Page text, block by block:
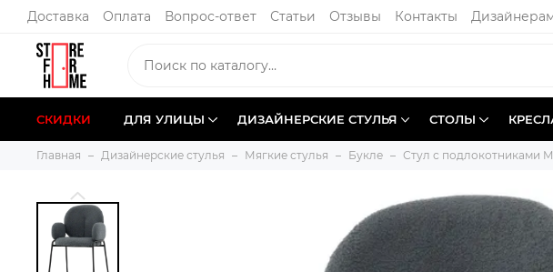
Доставка Оплата Вопрос-ответ Статьи Отзывы Контакты
СКИДКИ ДЛЯ УЛИЦЫ ДИЗАЙНЕРСКИЕ СТУЛЬЯ СТОЛЫ
Главная Дизайнерские стулья Мягкие стулья Букле Стул с подлокотниками